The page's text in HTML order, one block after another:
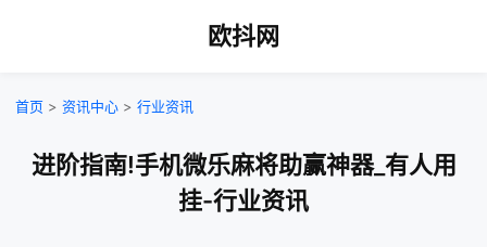
欧抖网
首页 > 资讯中心 > 行业资讯
进阶指南!手机微乐麻将助赢神器_有人用
挂-行业资讯